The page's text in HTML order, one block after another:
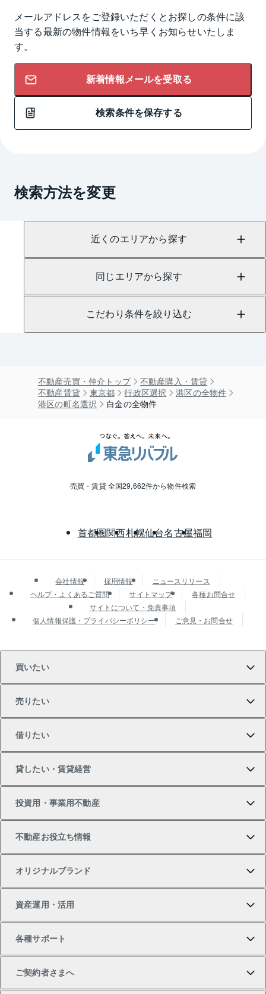
メールアドレスをご登録いただくとお探しの条件に該
当する最新の物件情報をいち早くお知らせいたしま
す。
新着情報メールを受取る
検索条件を保存する
検索方法を変更
近くのエリアから探す
同じエリアから探す
こだわり条件を絞り込む
不動産売買・仲介トップ
不動産購入・賃貸
不動産賃貸
東京都 行政区選択
港区の全物件
港区の町名選択
白金の全物件
売買・賃貸 全国29,662件から物件検索
首都圏関西札幌仙台名古屋福岡
会社情報 採用情報
ニュースリリース
ヘルプ・よくあるご質問
サイトマップ
各種お問合せ
サイトについて・免責事項
個人情報保護・プライバシーポリシー
ご意見・お問合せ
買いたい
新築・分譲マンションの購入
中古マンションの購入
売りたい
マンションの売却・査定
一戸建ての売却・査定
借りたい
借りたいTOP
物件を借りる
貸したい・賃貸経営
貸したいTOP
投資用・事業用不動産
不動産お役立ち情報
オリジナルブランド
一棟リノベーションマンション L`GENTE（ルジェン
テ）
資産運用・活用
各種サポート
ご契約者さまへ